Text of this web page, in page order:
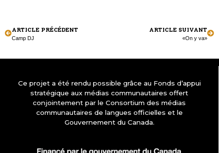
ARTICLE PRÉCÉDENT
Camp DJ
ARTICLE SUIVANT
«On y va»
Ce projet a été rendu possible grâce au Fonds d’appui
stratégique aux médias communautaires offert
conjointement par le Consortium des médias
communautaires de langues officielles et le
Gouvernement du Canada.